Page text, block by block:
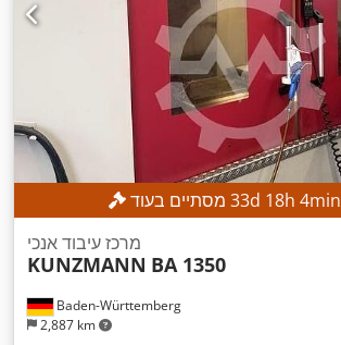
33d 18h 4min
Baden-Württemberg
2,887 km
מרכז עיבוד אנכי
KUNZMANN BA 1350